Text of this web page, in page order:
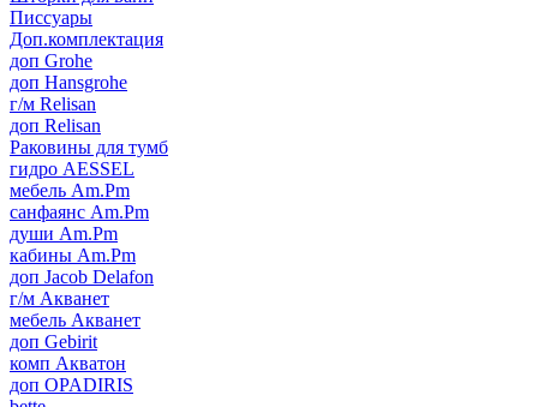
Писсуары
Доп.комплектация
доп Grohe
доп Hansgrohe
г/м Relisan
доп Relisan
Раковины для тумб
гидро AESSEL
мебель Am.Pm
санфаянс Am.Pm
души Am.Pm
кабины Am.Pm
доп Jacob Delafon
г/м Акванет
мебель Акванет
доп Gebirit
комп Акватон
доп OPADIRIS